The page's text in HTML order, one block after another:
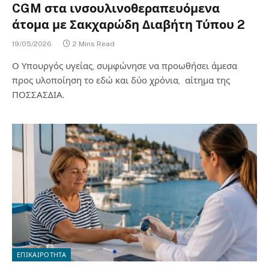
CGM στα ινσουλινοθεραπευόμενα
άτομα με Σακχαρώδη Διαβήτη Τύπου 2
19/05/2026 2 Mins Read
Ο Υπουργός υγείας, συμφώνησε να προωθήσει άμεσα
προς υλοποίηση το εδώ και δύο χρόνια, αίτημα της
ΠΟΣΣΑΣΔΙΑ.
ΕΠΙΚΑΙΡΟΤΗΤΑ